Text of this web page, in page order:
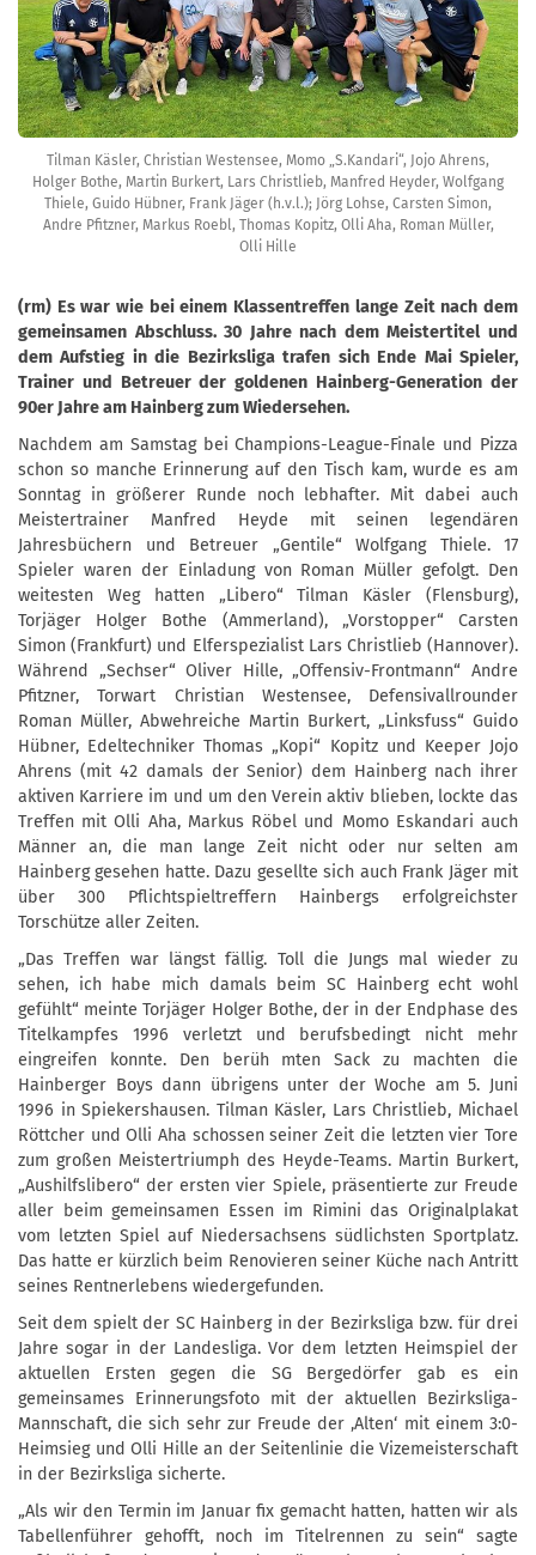
Tilman Käsler, Christian Westensee, Momo „S.Kandari“, Jojo Ahrens,
Holger Bothe, Martin Burkert, Lars Christlieb, Manfred Heyder, Wolfgang
Thiele, Guido Hübner, Frank Jäger (h.v.l.); Jörg Lohse, Carsten Simon,
Andre Pfitzner, Markus Roebl, Thomas Kopitz, Olli Aha, Roman Müller,
Olli Hille
(rm) Es war wie bei einem Klassentreffen lange Zeit nach dem
gemeinsamen Abschluss. 30 Jahre nach dem Meistertitel und
dem Aufstieg in die Bezirksliga trafen sich Ende Mai Spieler,
Trainer und Betreuer der goldenen Hainberg-Generation der
90er Jahre am Hainberg zum Wiedersehen.
Nachdem am Samstag bei Champions-League-Finale und Pizza
schon so manche Erinnerung auf den Tisch kam, wurde es am
Sonntag in größerer Runde noch lebhafter. Mit dabei auch
Meistertrainer Manfred Heyde mit seinen legendären
Jahresbüchern und Betreuer „Gentile“ Wolfgang Thiele. 17
Spieler waren der Einladung von Roman Müller gefolgt. Den
weitesten Weg hatten „Libero“ Tilman Käsler (Flensburg),
Torjäger Holger Bothe (Ammerland), „Vorstopper“ Carsten
Simon (Frankfurt) und Elferspezialist Lars Christlieb (Hannover).
Während „Sechser“ Oliver Hille, „Offensiv-Frontmann“ Andre
Pfitzner, Torwart Christian Westensee, Defensivallrounder
Roman Müller, Abwehreiche Martin Burkert, „Linksfuss“ Guido
Hübner, Edeltechniker Thomas „Kopi“ Kopitz und Keeper Jojo
Ahrens (mit 42 damals der Senior) dem Hainberg nach ihrer
aktiven Karriere im und um den Verein aktiv blieben, lockte das
Treffen mit Olli Aha, Markus Röbel und Momo Eskandari auch
Männer an, die man lange Zeit nicht oder nur selten am
Hainberg gesehen hatte. Dazu gesellte sich auch Frank Jäger mit
über 300 Pflichtspieltreffern Hainbergs erfolgreichster
Torschütze aller Zeiten.
„Das Treffen war längst fällig. Toll die Jungs mal wieder zu
sehen, ich habe mich damals beim SC Hainberg echt wohl
gefühlt“ meinte Torjäger Holger Bothe, der in der Endphase des
Titelkampfes 1996 verletzt und berufsbedingt nicht mehr
eingreifen konnte. Den berüh
mten Sack zu machten die
Hainberger Boys dann übrigens unter der Woche am 5. Juni
1996 in Spiekershausen. Tilman Käsler, Lars Christlieb, Michael
Röttcher und Olli Aha schossen seiner Zeit die letzten vier Tore
zum großen Meistertriumph des Heyde-Teams. Martin Burkert,
„Aushilfslibero“ der ersten vier Spiele, präsentierte zur Freude
aller beim gemeinsamen Essen im Rimini das Originalplakat
vom letzten Spiel auf Niedersachsens südlichsten Sportplatz.
Das hatte er kürzlich beim Renovieren seiner Küche nach Antritt
seines Rentnerlebens wiedergefunden.
Seit dem spielt der SC Hainberg in der Bezirksliga bzw. für drei
Jahre sogar in der Landesliga. Vor dem letzten Heimspiel der
aktuellen Ersten gegen die SG Bergedörfer gab es ein
gemeinsames Erinnerungsfoto mit der aktuellen Bezirksliga-
Mannschaft, die sich sehr zur Freude der ‚Alten‘ mit einem 3:0-
Heimsieg und Olli Hille an der Seitenlinie die Vizemeisterschaft
in der Bezirksliga sicherte.
„Als wir den Termin im Januar fix gemacht hatten, hatten wir als
Tabellenführer gehofft, noch im Titelrennen zu sein“ sagte